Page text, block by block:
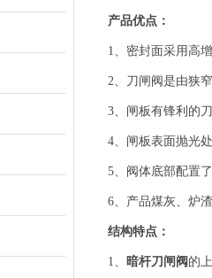
产品优点：
1、密封面采用高
2、刀闸阀是由狭
3、闸板有锋利的
4、闸板表面抛光
5、阀体底部配置
6、产品煤灰、炉
结构特点：
1、 暗杆刀闸阀 的